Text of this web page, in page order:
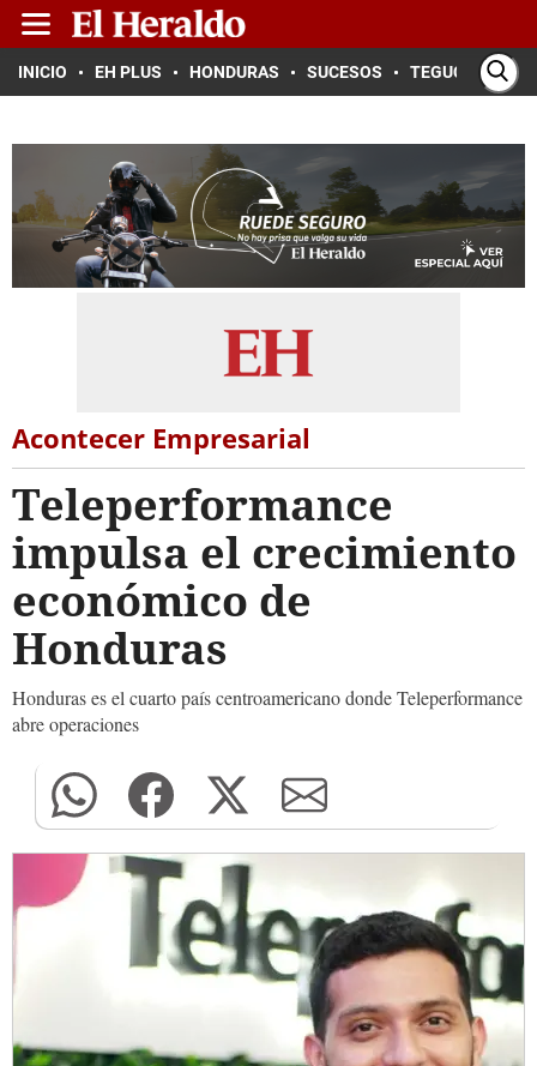
INICIO EH PLUS HONDURAS SUCESOS TEGUCIGALPA
Acontecer Empresarial
Teleperformance
impulsa el crecimiento
económico de
Honduras
Honduras es el cuarto país centroamericano donde Teleperformance
abre operaciones